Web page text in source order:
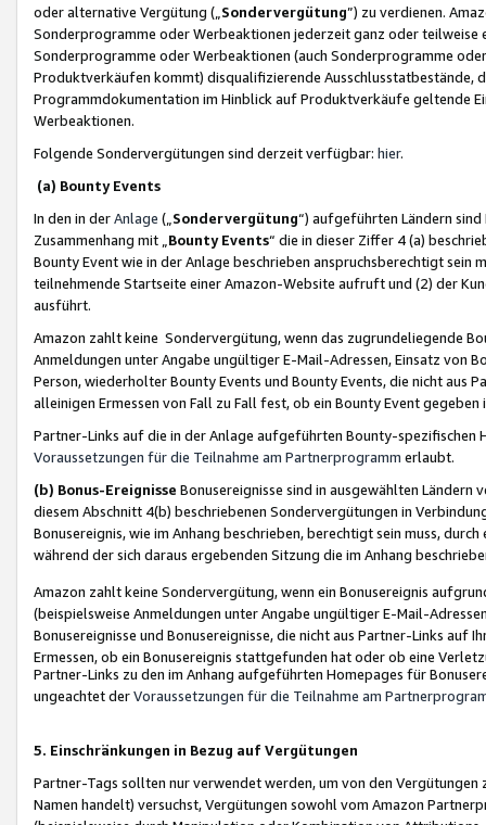
oder alternative Vergütung („ Sondervergütung”) zu verdienen.
Sonderprogramme oder Werbeaktionen jederzeit ganz oder
Sonderprogramme oder Werbeaktionen (auch Sonderprogramme
Produktverkäufen kommt) disqualifizierende Ausschlusstatbestände,
Programmdokumentation im Hinblick auf Produktverkäufe geltende
Werbeaktionen.
Folgende Sondervergütungen sind derzeit verfügbar: hier.
(a) Bounty Events
In den in derAnlage („ Sondervergütung“) aufgeführten Ländern
Zusammenhang mit „ Bounty Events“ die in dieser Ziffer 4 (a)
Bounty Event wie in der Anlage beschrieben anspruchsberechtigt sein
teilnehmende Startseite einer Amazon-Website aufruft und (2) der
ausführt.
Amazon zahlt keine Sondervergütung, wenn das zugrundeliegende
Anmeldungen unter Angabe ungültiger E-Mail-Adressen, Einsatz von
Person, wiederholter Bounty Events und Bounty Events, die nicht
alleinigen Ermessen von Fall zu Fall fest, ob ein Bounty Event
Partner-Links auf die in der Anlage aufgeführten Bounty-spezifischen
Voraussetzungen für die Teilnahme am Partnerprogramm erlaubt.
(b) Bonus-Ereignisse Bonusereignisse sind in ausgewählten Ländern
diesem Abschnitt 4(b) beschriebenen Sondervergütungen in
Bonusereignis, wie im Anhang beschrieben, berechtigt sein muss,
während der sich daraus ergebenden Sitzung die im Anhang
Amazon zahlt keine Sondervergütung, wenn ein Bonusereignis
(beispielsweise Anmeldungen unter Angabe ungültiger E-Mail-
Bonusereignisse und Bonusereignisse, die nicht aus Partner-Links auf
Ermessen, ob ein Bonusereignis stattgefunden hat oder ob eine
Partner-Links zu den im Anhang aufgeführten Homepages für
ungeachtet derVoraussetzungen für die Teilnahme am
5. Einschränkungen in Bezug auf Vergütungen
Partner-Tags sollten nur verwendet werden, um von den
Namen handelt) versuchst, Vergütungen sowohl vom Amazon